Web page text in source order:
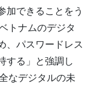
加できることをう
トナムのデジタ
、パスワードレス
する」と強調し
なデジタルの未